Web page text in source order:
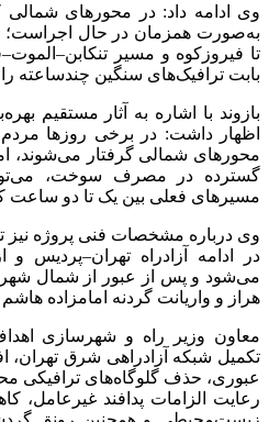
وی ادامه داد: در محورهای شمالی
به‌صورت همزمان در حال اجراست؛
تا فیروزکوه و مسیر
بابت ترافیک‌های سنگین چندساعته
بازوند با اشاره به آثار مستقیم
محورهای شمالی گرفتار می‌شوند،
گسترده در مصرف سوخت،
مسیرهای فعلی بین یک تا دو ساعت
وی درباره مشخصات فنی پروژه نیز
در ادامه آزادراه تهران–پردیس
می‌شود و پس از عبور از شمال
هراز و واریانت گردنه امامزاده
معاون وزیر راه و شهرسازی
تکمیل شبکه آزادراهی شرق
عبوری، حذف گلوگاه‌های ترافیکی
رعایت الزامات پدافند